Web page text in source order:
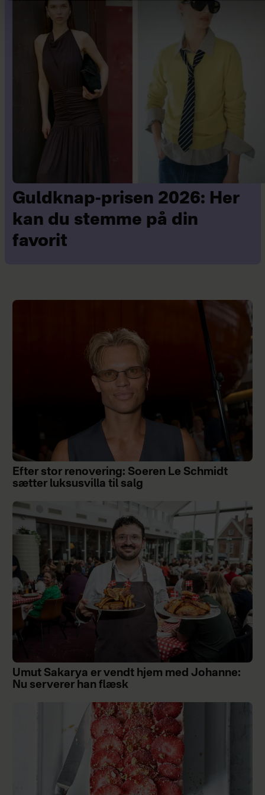
Guldknap-prisen 2026: Her
kan du stemme på din
favorit
Efter stor renovering: Soeren Le Schmidt
sætter luksusvilla til salg
Umut Sakarya er vendt hjem med Johanne:
Nu serverer han flæsk